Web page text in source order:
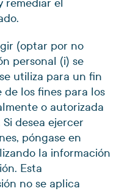
(optar por no
personal (i) se
utiliza para un fin
los fines para los
o autorizada
desea ejercer
póngase en
la información
Esta
no se aplica